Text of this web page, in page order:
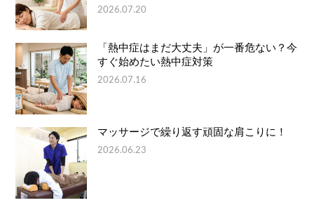
2026.07.20
「熱中症はまだ大丈夫」が一番危ない？今
すぐ始めたい熱中症対策
2026.07.16
マッサージで繰り返す頑固な肩こりに！
2026.06.23